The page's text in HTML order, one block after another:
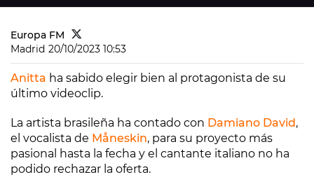
Europa FM
Madrid 20/10/2023 10:53
Anitta ha sabido elegir bien al protagonista de su
último videoclip.
La artista brasileña ha contado con Damiano David,
el vocalista de Måneskin, para su proyecto más
pasional hasta la fecha y el cantante italiano no ha
podido rechazar la oferta.